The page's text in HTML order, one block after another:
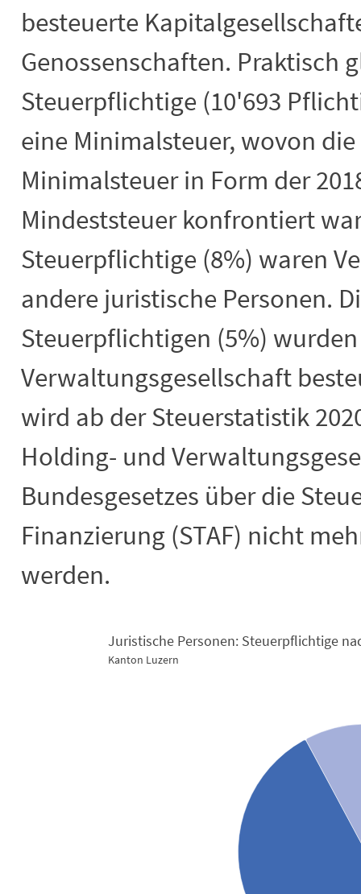
besteuerte
Genossenschaften. Praktisch
Steuerpflichtige (10'693
eine Minimalsteuer, wovon
Minimalsteuer in Form der
Mindeststeuer konfrontiert
Steuerpflichtige (8%) waren
andere juristische Personen.
Steuerpflichtigen (5%)
Verwaltungsgesellschaft
wird ab der Steuerstatistik
Holding- und
Bundesgesetzes über die
Finanzierung (STAF) nicht
werden.
View as data table, Juristische Personen: Steuerpflichtige nach
Juristische Personen: Steuerpflichtige
Kanton Luzern